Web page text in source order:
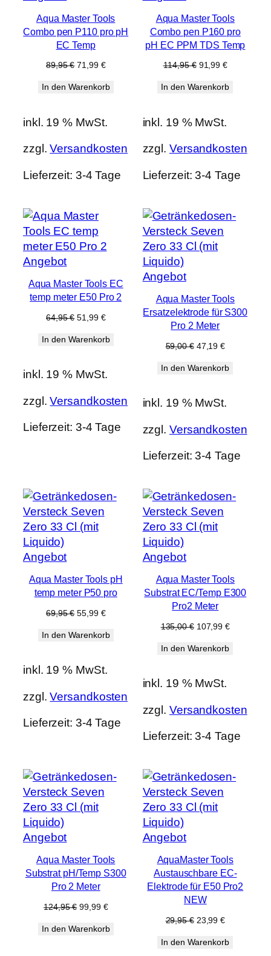
Angebot
Aqua Master Tools
Combo pen P110 pro pH
EC Temp
89,95€ Ursprünglicher
war:
71,99 €Aktueller
ist:
In den Warenkorb
inkl. 19 % MwSt.
zzgl.Versandkosten
Lieferzeit: 3-4 Tage
Angebot
Aqua Master Tools
Combo pen P160 pro
pH EC PPM TDS Temp
114,95€ Ursprünglicher
war:
91,99€Aktueller
ist:
In den Warenkorb
inkl. 19 % MwSt.
zzgl. Versandkosten
Lieferzeit:3-4 Tage
AngebotProdukt
Angebot
Aqua Master Tools EC
temp meter E50 Pro 2
64,95€ Ursprünglicher
war:
51,99 €Aktueller
ist:
In den Warenkorb
inkl. 19 % MwSt.
zzgl.Versandkosten
Lieferzeit: 3-4 Tage
AngebotProdukt
Angebot
Aqua Master Tools
Ersatzelektrode für S300
Pro 2 Meter
59,00€ Ursprünglicher
war:
47,19€Aktueller
ist:
In den Warenkorb
inkl. 19 % MwSt.
zzgl. Versandkosten
Lieferzeit:3-4 Tage
AngebotProdukt
Angebot
Aqua Master Tools pH
temp meter P50 pro
69,95€ Ursprünglicher
war:
55,99 €Aktueller
ist:
In den Warenkorb
inkl. 19 % MwSt.
zzgl.Versandkosten
Lieferzeit: 3-4 Tage
AngebotProdukt
Angebot
Aqua Master Tools
Substrat EC/Temp E300
Pro2 Meter
135,00€ Ursprünglicher
war:
107,99€Aktueller
ist:
In den Warenkorb
inkl. 19 % MwSt.
zzgl. Versandkosten
Lieferzeit:3-4 Tage
AngebotProdukt
Angebot
Aqua Master Tools
Substrat pH/Temp S300
Pro 2 Meter
124,95€ Ursprünglicher
war:
99,99 €Aktueller
ist:
In den Warenkorb
AngebotProdukt
Angebot
AquaMaster Tools
Austauschbare EC-
Elektrode für E50 Pro2
NEW
29,95€ Ursprünglicher
war:
23,99€Aktueller
ist:
In den Warenkorb